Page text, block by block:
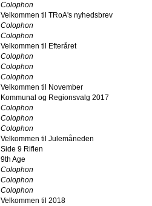
Colophon
Velkommen til TRoA's nyhedsbrev
Colophon
Colophon
Velkommen til Efteråret
Colophon
Colophon
Colophon
Velkommen til November
Kommunal og Regionsvalg 2017
Colophon
Colophon
Colophon
Velkommen til Julemåneden
Side 9 Riflen
9th Age
Colophon
Colophon
Colophon
Velkommen til 2018